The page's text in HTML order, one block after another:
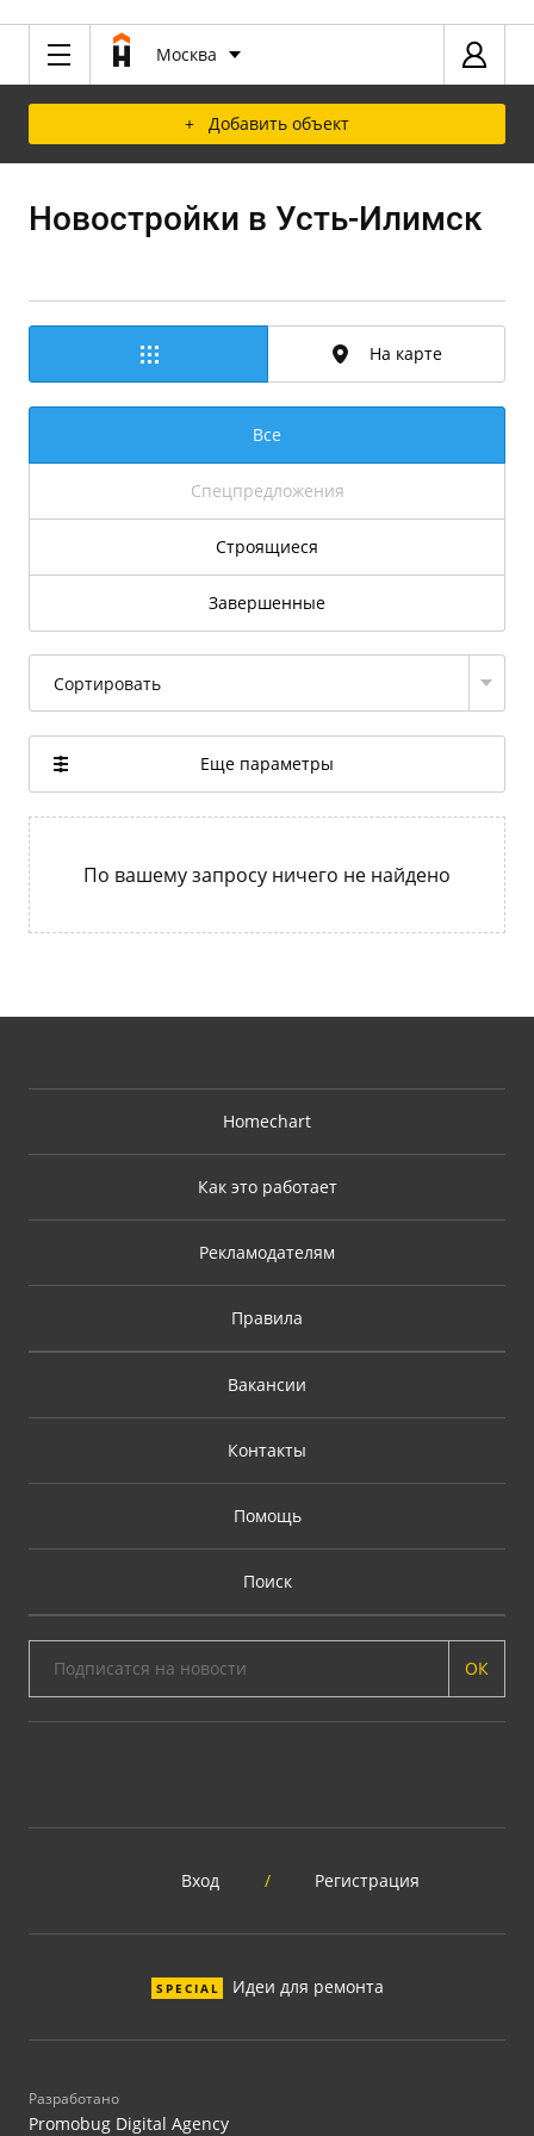
Москва
+ Добавить объект
Новостройки в Усть-Илимск
На карте
Все
Спецпредложения
Строящиеся
Завершенные
Сортировать
Еще параметры
По вашему запросу ничего не найдено
Homechart
Как это работает
Рекламодателям
Правила
Вакансии
Контакты
Помощь
Поиск
ОК
Вход / Регистрация
SPECIAL Идеи для ремонта
Разработано
Promobug Digital Agency